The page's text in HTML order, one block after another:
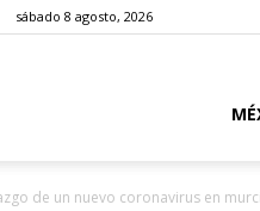
sábado 8 agosto, 2026
de un nuevo coronavirus en